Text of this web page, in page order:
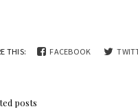
THIS: FACEBOOK
posts